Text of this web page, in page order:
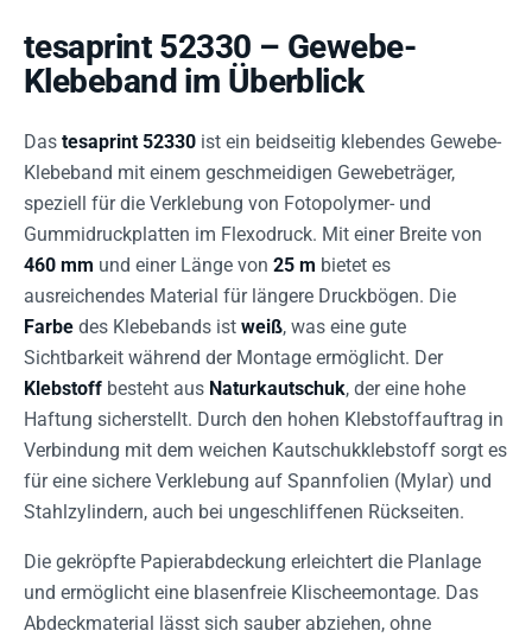
tesaprint 52330 – Gewebe-
Klebeband im Überblick
Das tesaprint 52330 ist ein beidseitig klebendes Gewebe-
Klebeband mit einem geschmeidigen Gewebeträger,
speziell für die Verklebung von Fotopolymer- und
Gummidruckplatten im Flexodruck. Mit einer Breite von
460 mm und einer Länge von 25 m bietet es
ausreichendes Material für längere Druckbögen. Die
Farbe des Klebebands ist weiß, was eine gute
Sichtbarkeit während der Montage ermöglicht. Der
Klebstoff besteht aus Naturkautschuk, der eine hohe
Haftung sicherstellt. Durch den hohen Klebstoffauftrag in
Verbindung mit dem weichen Kautschukklebstoff sorgt es
für eine sichere Verklebung auf Spannfolien (Mylar) und
Stahlzylindern, auch bei ungeschliffenen Rückseiten.
Die gekröpfte Papierabdeckung erleichtert die Planlage
und ermöglicht eine blasenfreie Klischeemontage. Das
Abdeckmaterial lässt sich sauber abziehen, ohne